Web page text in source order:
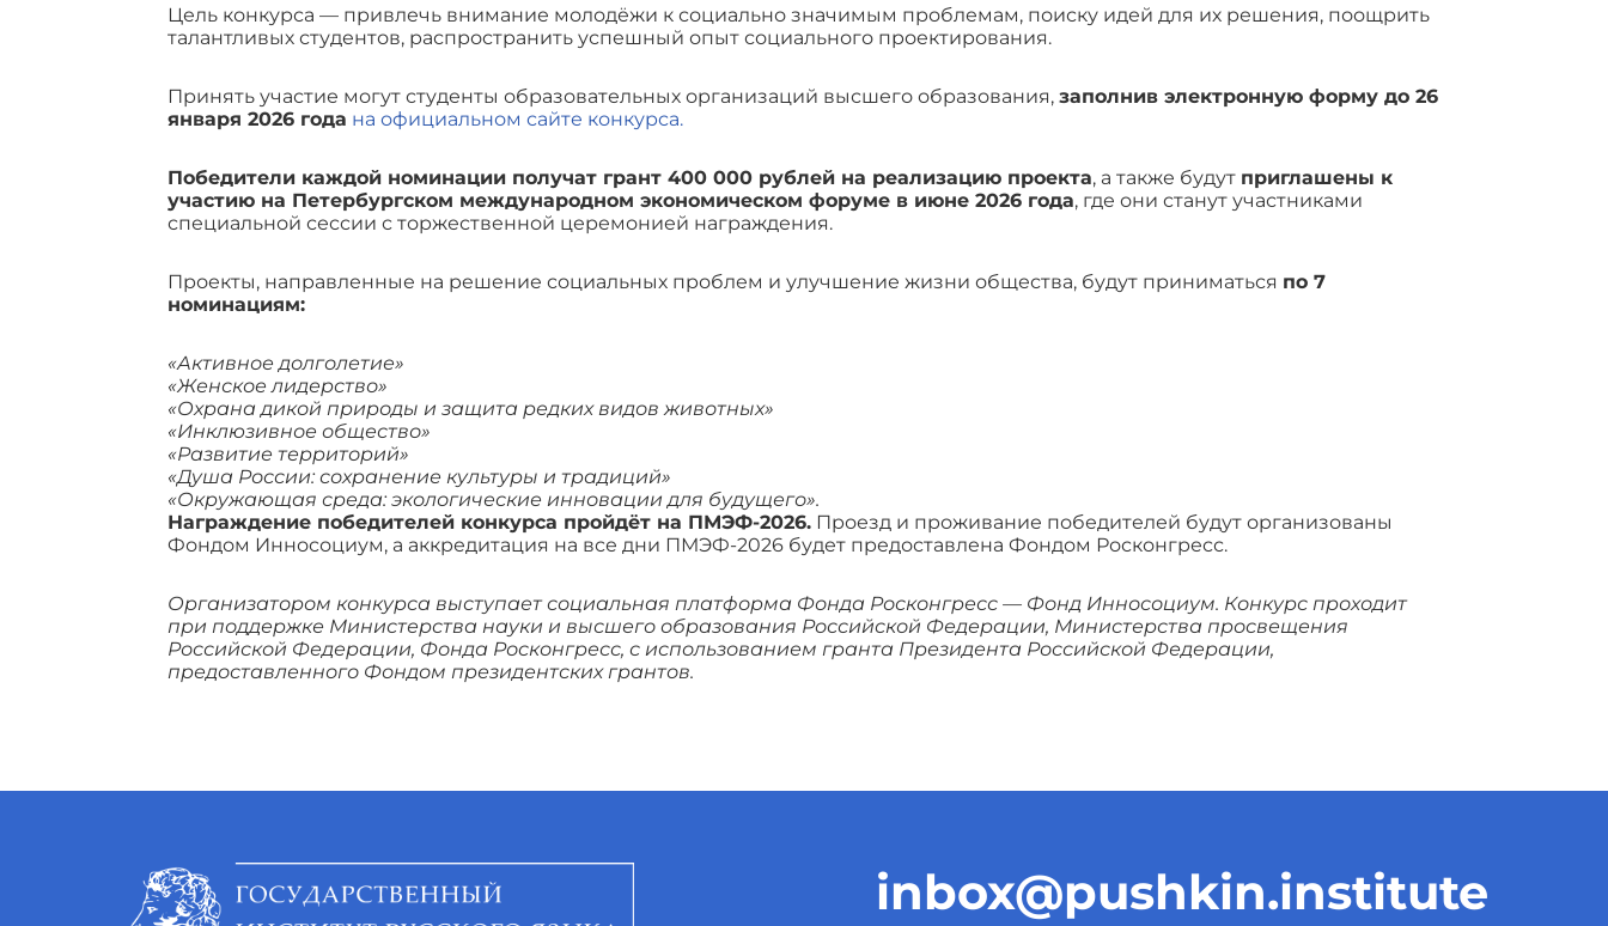
Цель конкурса — привлечь внимание молодёжи к социально значимым проблемам, поиску идей для их решения, поощрить
талантливых студентов, распространить успешный опыт социального проектирования.
Принять участие могут студенты образовательных организаций высшего образования, заполнив электронную форму до 26
января 2026 года на официальном сайте конкурса.
Победители каждой номинации получат грант 400 000 рублей на реализацию проекта, а также будут приглашены к
участию на Петербургском международном экономическом форуме в июне 2026 года, где они станут участниками
специальной сессии с торжественной церемонией награждения.
Проекты, направленные на решение социальных проблем и улучшение жизни общества, будут приниматься по 7
номинациям:
«Активное долголетие»
«Женское лидерство»
«Охрана дикой природы и защита редких видов животных»
«Инклюзивное общество»
«Развитие территорий»
«Душа России: сохранение культуры и традиций»
«Окружающая среда: экологические инновации для будущего».
Награждение победителей конкурса пройдёт на ПМЭФ-2026. Проезд и проживание победителей будут организованы
Фондом Инносоциум, а аккредитация на все дни ПМЭФ-2026 будет предоставлена Фондом Росконгресс.
Организатором конкурса выступает социальная платформа Фонда Росконгресс — Фонд Инносоциум. Конкурс проходит
при поддержке Министерства науки и высшего образования Российской Федерации, Министерства просвещения
Российской Федерации, Фонда Росконгресс, с использованием гранта Президента Российской Федерации,
предоставленного Фондом президентских грантов.
inbox@pushkin.institute